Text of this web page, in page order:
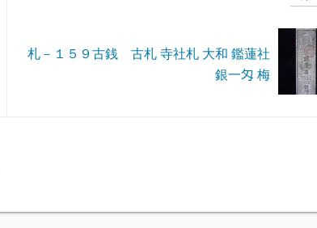
札－１５９古銭 古札 寺社札 大和 鑑蓮社
銀一匁 梅